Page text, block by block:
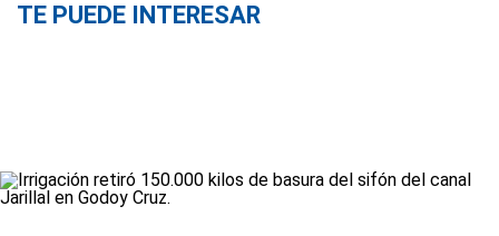
TE PUEDE INTERESAR